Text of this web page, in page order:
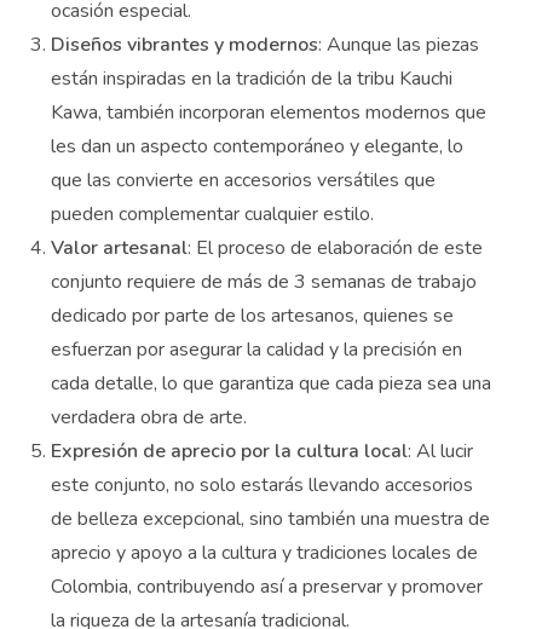
ocasión especial.
Diseños vibrantes y modernos: Aunque las piezas
están inspiradas en la tradición de la tribu Kauchi
Kawa, también incorporan elementos modernos que
les dan un aspecto contemporáneo y elegante, lo
que las convierte en accesorios versátiles que
pueden complementar cualquier estilo.
Valor artesanal: El proceso de elaboración de este
conjunto requiere de más de 3 semanas de trabajo
dedicado por parte de los artesanos, quienes se
esfuerzan por asegurar la calidad y la precisión en
cada detalle, lo que garantiza que cada pieza sea una
verdadera obra de arte.
Expresión de aprecio por la cultura local: Al lucir
este conjunto, no solo estarás llevando accesorios
de belleza excepcional, sino también una muestra de
aprecio y apoyo a la cultura y tradiciones locales de
Colombia, contribuyendo así a preservar y promover
la riqueza de la artesanía tradicional.